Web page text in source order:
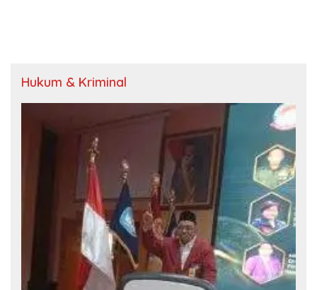
Hukum & Kriminal